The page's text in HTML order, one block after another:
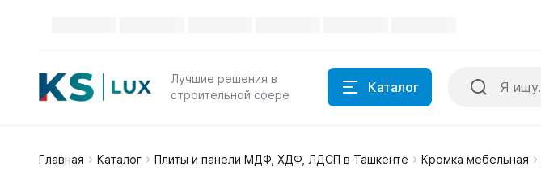
Лучшие решения в
строительной сфере
Каталог
Главная Каталог Плиты и панели МДФ, ХДФ, ЛДСП в Ташкенте Кромка мебельная